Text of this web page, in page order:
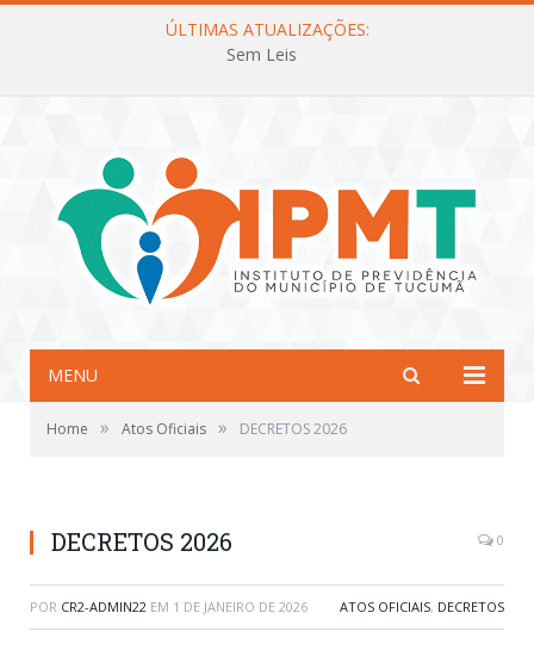
ÚLTIMAS ATUALIZAÇÕES:
Sem Leis
MENU
Home » Atos Oficiais » DECRETOS 2026
DECRETOS 2026 0
POR CR2-ADMIN22 EM 1 DE JANEIRO DE 2026 ATOS OFICIAIS, DECRETOS